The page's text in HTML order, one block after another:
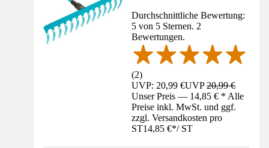
Durchschnittliche Bewertung:
5 von 5 Sternen. 2
Bewertungen.
(2)
UVP: 20,99 €UVP20,99 €
Unser Preis — 14,85 € * Alle
Preise inkl. MwSt. und ggf.
zzgl. Versandkosten pro
ST14,85 €*/ ST